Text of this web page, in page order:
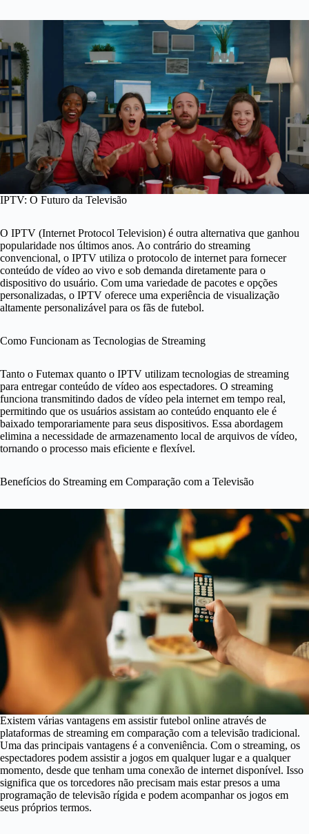
IPTV: O Futuro da Televisão
O IPTV (Internet Protocol Television) é outra alternativa que ganhou
popularidade nos últimos anos. Ao contrário do streaming
convencional, o IPTV utiliza o protocolo de internet para fornecer
conteúdo de vídeo ao vivo e sob demanda diretamente para o
dispositivo do usuário. Com uma variedade de pacotes e opções
personalizadas, o IPTV oferece uma experiência de visualização
altamente personalizável para os fãs de futebol.
Como Funcionam as Tecnologias de Streaming
Tanto o Futemax quanto o IPTV utilizam tecnologias de streaming
para entregar conteúdo de vídeo aos espectadores. O streaming
funciona transmitindo dados de vídeo pela internet em tempo real,
permitindo que os usuários assistam ao conteúdo enquanto ele é
baixado temporariamente para seus dispositivos. Essa abordagem
elimina a necessidade de armazenamento local de arquivos de vídeo,
tornando o processo mais eficiente e flexível.
Benefícios do Streaming em Comparação com a Televisão
Existem várias vantagens em assistir futebol online através de
plataformas de streaming em comparação com a televisão tradicional.
Uma das principais vantagens é a conveniência. Com o streaming, os
espectadores podem assistir a jogos em qualquer lugar e a qualquer
momento, desde que tenham uma conexão de internet disponível. Isso
significa que os torcedores não precisam mais estar presos a uma
programação de televisão rígida e podem acompanhar os jogos em
seus próprios termos.